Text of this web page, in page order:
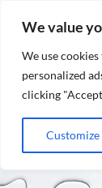
We value
We use
personalized
clicking
Customize
Assurances-
Recherche